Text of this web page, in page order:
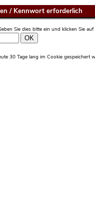
/ Kennwort erforderlich
Sie dies bitte ein und klicken Sie
30 Tage lang im Cookie gespeichert